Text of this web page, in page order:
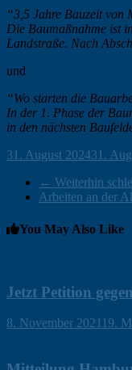
“3,5 Jahre Bauzeit von
Die Baumaßnahme ist
Landstraße. Nach
und
“Wo starten die
In der 1. Phase der
in den nächsten
ohirte
31. August 202431.
← Weiterhin
Arbeiten an der
You May Also Like
Jetzt Petition
ohirte
8. November 2021 19.